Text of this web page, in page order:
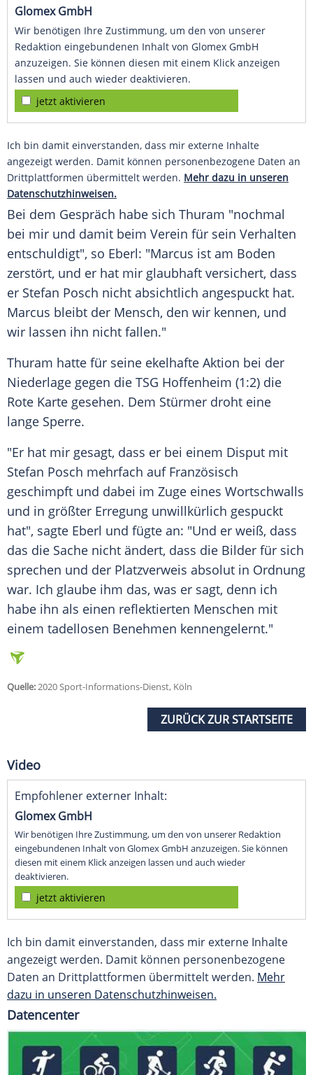
Glomex GmbH
Wir benötigen Ihre Zustimmung, um den von unserer
Redaktion eingebundenen Inhalt von Glomex GmbH
anzuzeigen. Sie können diesen mit einem Klick anzeigen
lassen und auch wieder deaktivieren.
jetzt aktivieren
Ich bin damit einverstanden, dass mir externe Inhalte
angezeigt werden. Damit können personenbezogene Daten an
Drittplattformen übermittelt werden. Mehr dazu in unseren
Datenschutzhinweisen.
Bei dem Gespräch habe sich Thuram "nochmal
bei mir und damit beim Verein für sein Verhalten
entschuldigt", so Eberl: "Marcus ist am Boden
zerstört, und er hat mir glaubhaft versichert, dass
er Stefan Posch nicht absichtlich angespuckt hat.
Marcus bleibt der Mensch, den wir kennen, und
wir lassen ihn nicht fallen."
Thuram hatte für seine ekelhafte Aktion bei der
Niederlage gegen die TSG Hoffenheim (1:2) die
Rote Karte gesehen. Dem Stürmer droht eine
lange Sperre.
"Er hat mir gesagt, dass er bei einem Disput mit
Stefan Posch mehrfach auf Französisch
geschimpft und dabei im Zuge eines Wortschwalls
und in größter Erregung unwillkürlich gespuckt
hat", sagte Eberl und fügte an: "Und er weiß, dass
das die Sache nicht ändert, dass die Bilder für sich
sprechen und der Platzverweis absolut in Ordnung
war. Ich glaube ihm das, was er sagt, denn ich
habe ihn als einen reflektierten Menschen mit
einem tadellosen Benehmen kennengelernt."
Quelle:2020 Sport-Informations-Dienst, Köln
ZURÜCK ZUR STARTSEITE
Video
Empfohlener externer Inhalt:
Glomex GmbH
Wir benötigen Ihre Zustimmung, um den von unserer Redaktion
eingebundenen Inhalt von Glomex GmbH anzuzeigen. Sie können
diesen mit einem Klick anzeigen lassen und auch wieder
deaktivieren.
jetzt aktivieren
Ich bin damit einverstanden, dass mir externe Inhalte
angezeigt werden. Damit können personenbezogene
Daten an Drittplattformen übermittelt werden. Mehr
dazu in unseren Datenschutzhinweisen.
Datencenter